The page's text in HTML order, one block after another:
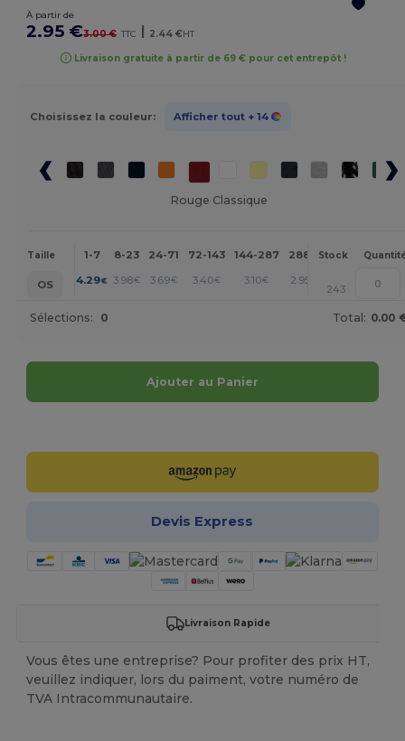
À partir de
2.95 €3.00 € TTC | 2.44 €HT
Livraison gratuite à partir de 69 € pour cet entrepôt !
Choisissez la couleur: Afficher tout + 14
Rouge Classique
Taille 1-7 8-23 24-71 72-143 144-287 288 + Plus
Stock
OS 4.29€ 3.98€ 3.69€ 3.40€ 3.10€ 2.95 +
243
Sélections: 0 Total: 0.00
Ajouter au Panier
Devis Express
Livraison Rapide
Vous êtes une entreprise? Pour profiter des prix HT,
veuillez indiquer, lors du paiment, votre numéro de
TVA Intracommunautaire.